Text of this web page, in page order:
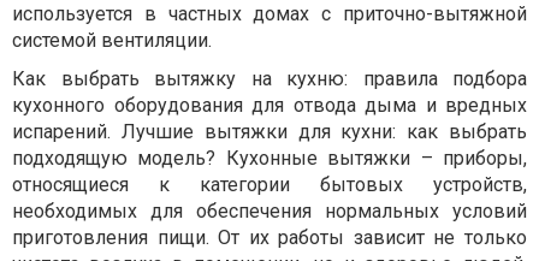
используется в частных домах с приточно-вытяжной
системой вентиляции.
Как выбрать вытяжку на кухню: правила подбора
кухонного оборудования для отвода дыма и вредных
испарений. Лучшие вытяжки для кухни: как выбрать
подходящую модель? Кухонные вытяжки – приборы,
относящиеся к категории бытовых устройств,
необходимых для обеспечения нормальных условий
приготовления пищи. От их работы зависит не только